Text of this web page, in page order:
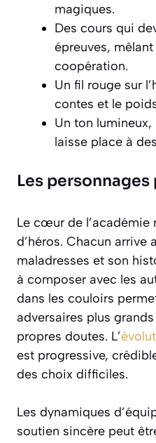
magiques.
Des cours qui
épreuves,
coopération.
Un fil rouge sur
contes et le
Un ton
laisse place à
Les
Le cœur de l’académie
d’héros. Chacun arrive
maladresses et son
à composer avec les
dans les couloirs
adversaires plus
propres doutes. L’
est progressive,
des choix difficiles.
Les dynamiques
soutien sincère peut